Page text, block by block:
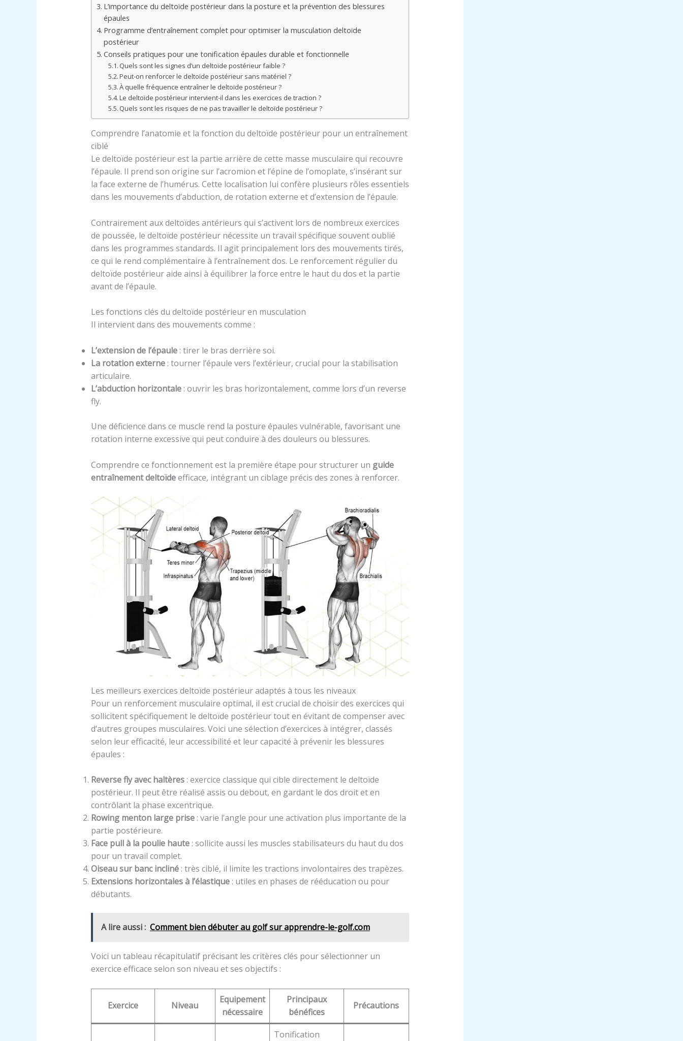
L’importance du deltoïde postérieur dans la posture et la prévention des blessures
épaules
Programme d’entraînement complet pour optimiser la musculation deltoïde
postérieur
Conseils pratiques pour une tonification épaules durable et fonctionnelle
Quels sont les signes d’un deltoïde postérieur faible ?
Peut-on renforcer le deltoïde postérieur sans matériel ?
À quelle fréquence entraîner le deltoïde postérieur ?
Le deltoïde postérieur intervient-il dans les exercices de traction ?
Quels sont les risques de ne pas travailler le deltoïde postérieur ?
Comprendre l’anatomie et la fonction du deltoïde postérieur pour un entraînement
ciblé
Le deltoïde postérieur est la partie arrière de cette masse musculaire qui recouvre
l’épaule. Il prend son origine sur l’acromion et l’épine de l’omoplate, s’insérant sur
la face externe de l’humérus. Cette localisation lui confère plusieurs rôles essentiels
dans les mouvements d’abduction, de rotation externe et d’extension de l’épaule.
Contrairement aux deltoïdes antérieurs qui s’activent lors de nombreux exercices
de poussée, le deltoïde postérieur nécessite un travail spécifique souvent oublié
dans les programmes standards. Il agit principalement lors des mouvements tirés,
ce qui le rend complémentaire à l’entraînement dos. Le renforcement régulier du
deltoïde postérieur aide ainsi à équilibrer la force entre le haut du dos et la partie
avant de l’épaule.
Les fonctions clés du deltoïde postérieur en musculation
Il intervient dans des mouvements comme :
L’extension de l’épaule: tirer le bras derrière soi.
La rotation externe: tourner l’épaule vers l’extérieur, crucial pour la stabilisation
articulaire.
L’abduction horizontale: ouvrir les bras horizontalement, comme lors d’un reverse
fly.
Une déficience dans ce muscle rend la posture épaules vulnérable, favorisant une
rotation interne excessive qui peut conduire à des douleurs ou blessures.
Comprendre ce fonctionnement est la première étape pour structurer un guide
entraînement deltoïdeefficace, intégrant un ciblage précis des zones à renforcer.
Les meilleurs exercices deltoïde postérieur adaptés à tous les niveaux
Pour un renforcement musculaire optimal, il est crucial de choisir des exercices qui
sollicitent spécifiquement le deltoïde postérieur tout en évitant de compenser avec
d’autres groupes musculaires. Voici une sélection d’exercices à intégrer, classés
selon leur efficacité, leur accessibilité et leur capacité à prévenir les blessures
épaules :
Reverse fly avec haltères: exercice classique qui cible directement le deltoïde
postérieur. Il peut être réalisé assis ou debout, en gardant le dos droit et en
contrôlant la phase excentrique.
Rowing menton large prise: varie l’angle pour une activation plus importante de la
partie postérieure.
Face pull à la poulie haute: sollicite aussi les muscles stabilisateurs du haut du dos
pour un travail complet.
Oiseau sur banc incliné: très ciblé, il limite les tractions involontaires des trapèzes.
Extensions horizontales à l’élastique: utiles en phases de rééducation ou pour
débutants.
A lire aussi : Comment bien débuter au golf sur apprendre-le-golf.com
Voici un tableau récapitulatif précisant les critères clés pour sélectionner un
exercice efficace selon son niveau et ses objectifs :
Exercice Niveau
Equipement
nécessaire
Principaux
bénéfices
Précautions
Tonification